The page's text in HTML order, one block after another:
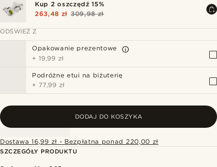
Kup 2 oszczędź 15%
263,48 zł 309,98 zł
ODŚWIEŻ Z
Opakowanie prezentowe
+ 19,99 zł
Podróżne etui na biżuterię
+ 77,99 zł
DODAJ DO KOSZYKA
Dostawa 16,99 zł - Bezpłatna ponad 220,00 zł
SZCZEGÓŁY PRODUKTU